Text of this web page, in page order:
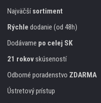
Najväčšísortiment
Rýchle dodanie (od 48h)
Dodávame po celej SK
21 rokovskúseností
Odborné poradenstvo ZDARMA
Ústretový prístup